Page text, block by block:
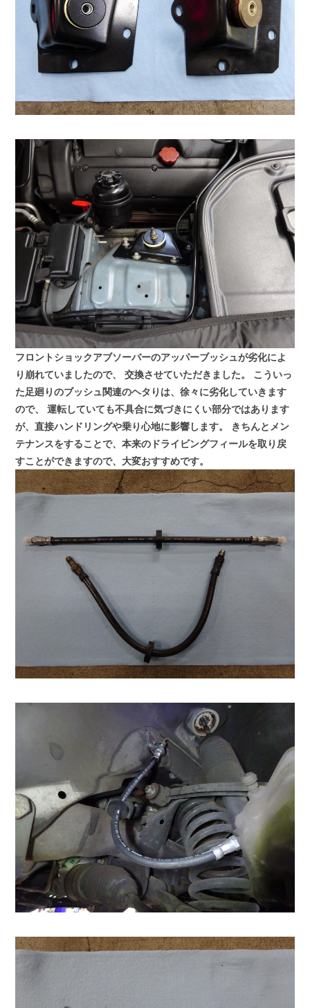
フロントショックアブソーバーのアッパーブッシュが劣化によ
り崩れていましたので、
交換させていただきました。
こういっ
た足廻りのブッシュ関連のヘタりは、徐々に劣化していきます
ので、
運転していても不具合に気づきにくい部分ではあります
が、直接ハンドリングや乗り心地に影響します。
きちんとメン
テナンスをすることで、本来のドライビングフィールを取り戻
すことができますので、大変おすすめです。